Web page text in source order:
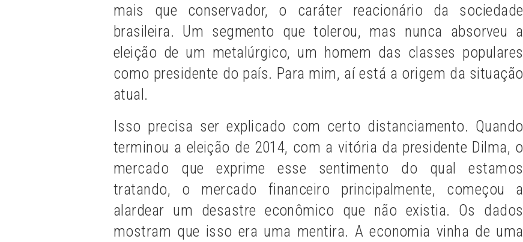
mais que conservador, o caráter reacionário da sociedade
brasileira. Um segmento que tolerou, mas nunca absorveu a
eleição de um metalúrgico, um homem das classes populares
como presidente do país. Para mim, aí está a origem da situação
atual.
Isso precisa ser explicado com certo distanciamento. Quando
terminou a eleição de 2014, com a vitória da presidente Dilma, o
mercado que exprime esse sentimento do qual estamos
tratando, o mercado financeiro principalmente, começou a
alardear um desastre econômico que não existia. Os dados
mostram que isso era uma mentira. A economia vinha de uma